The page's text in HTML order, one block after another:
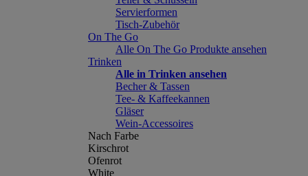
Servierformen
Tisch-Zubehör
On The Go
Alle On The Go Produkte ansehen
Trinken
Alle in Trinken ansehen
Becher & Tassen
Tee- & Kaffeekannen
Gläser
Wein-Accessoires
Nach Farbe
Kirschrot
Ofenrot
White